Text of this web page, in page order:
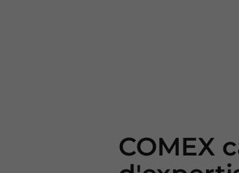
COMEX